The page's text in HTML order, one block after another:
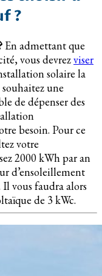
?
En admettant que
vous devrezviser
solaire la
une
de dépenser des
besoin. Pour ce
votre
2000 kWh par an
d’ensoleillement
vous faudra alors
de 3 kWc.